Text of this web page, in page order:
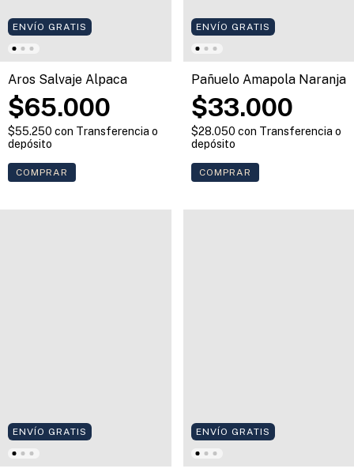
ENVÍO GRATIS
Aros Salvaje Alpaca
$65.000
$55.250 con Transferencia o
depósito
COMPRAR
ENVÍO GRATIS
Pañuelo Amapola Naranja
$33.000
$28.050 con Transferencia o
depósito
COMPRAR
ENVÍO GRATIS ENVÍO GRATIS